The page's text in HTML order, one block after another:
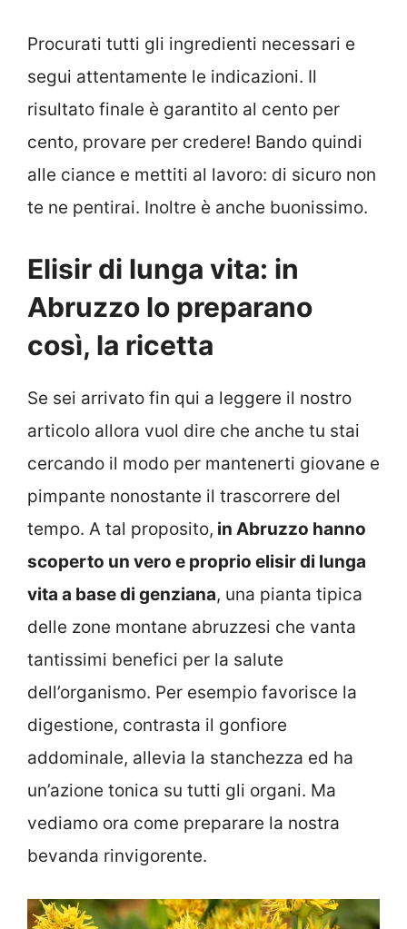
Procurati tutti gli ingredienti necessari e
segui attentamente le indicazioni. Il
risultato finale è garantito al cento per
cento, provare per credere! Bando quindi
alle ciance e mettiti al lavoro: di sicuro non
te ne pentirai. Inoltre è anche buonissimo.
Elisir di lunga vita: in
Abruzzo lo preparano
così, la ricetta
Se sei arrivato fin qui a leggere il nostro
articolo allora vuol dire che anche tu stai
cercando il modo per mantenerti giovane e
pimpante nonostante il trascorrere del
tempo. A tal proposito, in Abruzzo hanno
scoperto un vero e proprio elisir di lunga
vita a base di genziana, una pianta tipica
delle zone montane abruzzesi che vanta
tantissimi benefici per la salute
dell’organismo. Per esempio favorisce la
digestione, contrasta il gonfiore
addominale, allevia la stanchezza ed ha
un’azione tonica su tutti gli organi. Ma
vediamo ora come preparare la nostra
bevanda rinvigorente.